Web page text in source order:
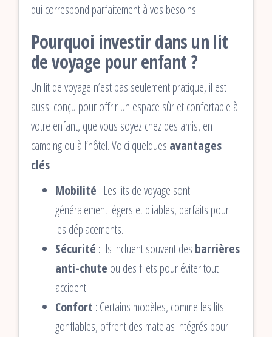
qui correspond parfaitement à vos besoins.
Pourquoi investir dans un lit
de voyage pour enfant ?
Un lit de voyage n’est pas seulement pratique, il est
aussi conçu pour offrir un espace sûr et confortable à
votre enfant, que vous soyez chez des amis, en
camping ou à l’hôtel. Voici quelques avantages
clés:
Mobilité : Les lits de voyage sont
généralement légers et pliables, parfaits pour
les déplacements.
Sécurité : Ils incluent souvent des barrières
anti-chute ou des filets pour éviter tout
accident.
Confort : Certains modèles, comme les lits
gonflables, offrent des matelas intégrés pour